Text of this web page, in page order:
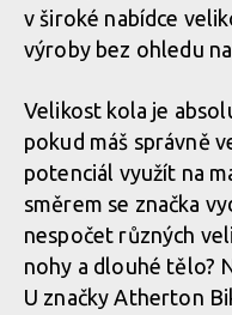
Atherton A130
Atherton A130
Atherton A130
v široké nabídce
výroby bez ohledu
Velikost kola je
pokud máš správně
potenciál využít na
směrem se značka
nespočet různých
nohy a dlouhé tělo?
U značky Atherton